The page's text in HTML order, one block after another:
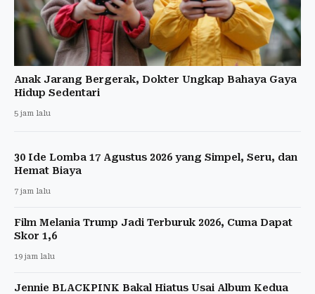
Anak Jarang Bergerak, Dokter Ungkap Bahaya Gaya
Hidup Sedentari
5 jam lalu
30 Ide Lomba 17 Agustus 2026 yang Simpel, Seru, dan
Hemat Biaya
7 jam lalu
Film Melania Trump Jadi Terburuk 2026, Cuma Dapat
Skor 1,6
19 jam lalu
Jennie BLACKPINK Bakal Hiatus Usai Album Kedua